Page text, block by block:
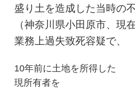
盛り土を造成した当時の
（神奈川県小田原市、現
業務上過失致死容疑で、
10年前に土地を所得した
現所有者を